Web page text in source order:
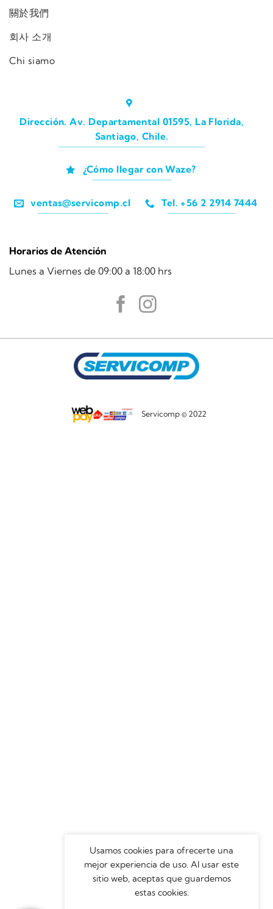
關於我們
회사 소개
Chi siamo
Dirección. Av. Departamental 01595, La Florida,
Santiago, Chile.
¿Cómo llegar con Waze?
ventas@servicomp.cl Tel. +56 2 2914 7444
Horarios de Atención
Lunes a Viernes de 09:00 a 18:00 hrs
Servicomp © 2022
Usamos cookies para ofrecerte una
mejor experiencia de uso. Al usar este
sitio web, aceptas que guardemos
estas cookies.